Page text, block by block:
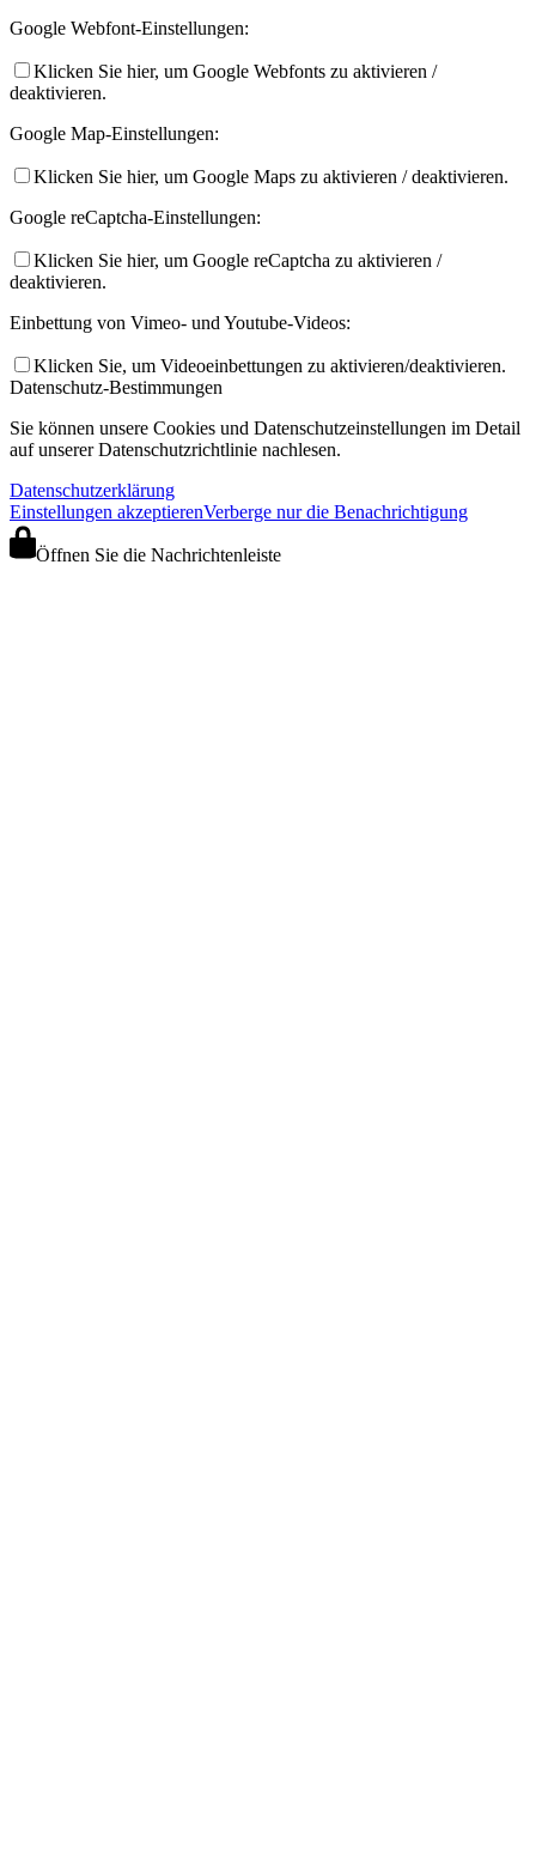
Google Webfont-Einstellungen:
Klicken Sie hier, um Google Webfonts zu aktivieren /
deaktivieren.
Google Map-Einstellungen:
Klicken Sie hier, um Google Maps zu aktivieren / deaktivieren.
Google reCaptcha-Einstellungen:
Klicken Sie hier, um Google reCaptcha zu aktivieren /
deaktivieren.
Einbettung von Vimeo- und Youtube-Videos:
Klicken Sie, um Videoeinbettungen zu aktivieren/deaktivieren.
Datenschutz-Bestimmungen
Sie können unsere Cookies und Datenschutzeinstellungen im Detail
auf unserer Datenschutzrichtlinie nachlesen.
Datenschutzerklärung
Einstellungen akzeptierenVerberge nur die Benachrichtigung
Öffnen Sie die Nachrichtenleiste